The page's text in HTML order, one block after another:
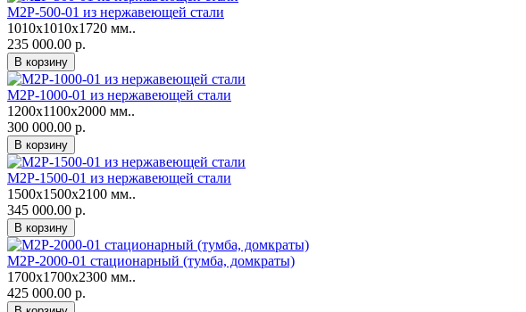
М2Р-500-01 из нержавеющей стали
1010х1010х1720 мм..
235 000.00 р.
М2Р-1000-01 из нержавеющей стали
1200х1100х2000 мм..
300 000.00 р.
М2Р-1500-01 из нержавеющей стали
1500х1500х2100 мм..
345 000.00 р.
М2Р-2000-01 стационарный (тумба, домкраты)
1700х1700х2300 мм..
425 000.00 р.